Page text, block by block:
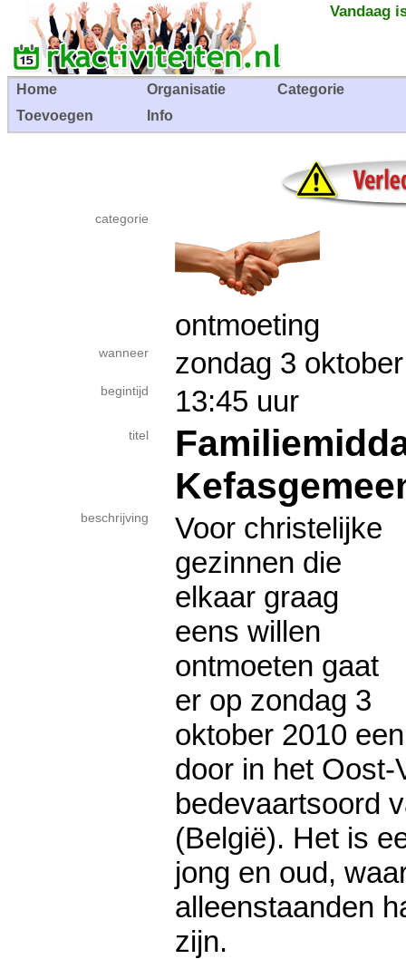
Vandaag
Home Organisatie
Categorie
Toevoegen
Info
categorie
ontmoeting
wanneer zondag 3
begintijd 13:45 uur
titel
beschrijving
Voor christelijke
gezinnen die
elkaar graag
eens willen
ontmoeten gaat
er op zondag 3
oktober 2010
door in het Oost-
bedevaartsoord
(België). Het is
jong en oud,
alleenstaanden
zijn.